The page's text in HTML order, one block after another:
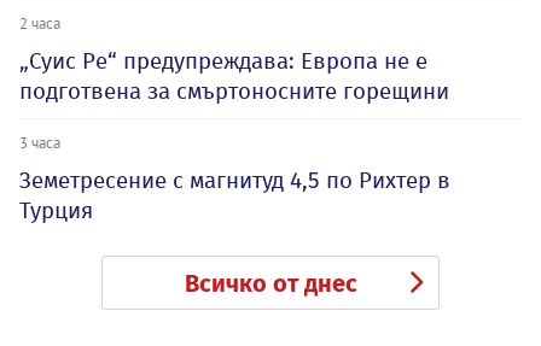
2 часа
„Суис Ре“ предупреждава: Европа не е
подготвена за смъртоносните горещини
3 часа
Земетресение с магнитуд 4,5 по Рихтер в
Турция
Всичко от днес